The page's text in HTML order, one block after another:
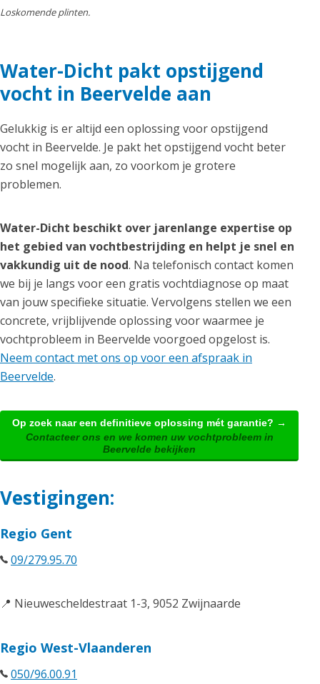
Loskomende plinten.
Water-Dicht pakt opstijgend
vocht in Beervelde aan
Gelukkig is er altijd een oplossing voor opstijgend
vocht in Beervelde. Je pakt het opstijgend vocht beter
zo snel mogelijk aan, zo voorkom je grotere
problemen.
Water-Dicht beschikt over jarenlange expertise op
het gebied van vochtbestrijding en helpt je snel en
vakkundig uit de nood. Na telefonisch contact komen
we bij je langs voor een gratis vochtdiagnose op maat
van jouw specifieke situatie. Vervolgens stellen we een
concrete, vrijblijvende oplossing voor waarmee je
vochtprobleem in Beervelde voorgoed opgelost is.
Neem contact met ons op voor een afspraak in
Beervelde.
Op zoek naar een definitieve oplossing mét garantie? →
Contacteer ons en we komen uw vochtprobleem in
Beervelde bekijken
Vestigingen:
Regio Gent
09/279.95.70
📍 Nieuwescheldestraat 1-3, 9052 Zwijnaarde
Regio West-Vlaanderen
050/96.00.91